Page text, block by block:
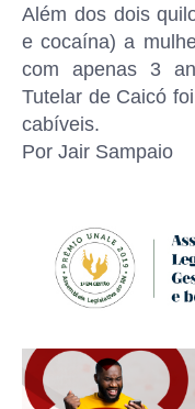
Além dos dois
e cocaína) a
com apenas 3
Tutelar de Caicó
cabíveis.
Por Jair Sampaio